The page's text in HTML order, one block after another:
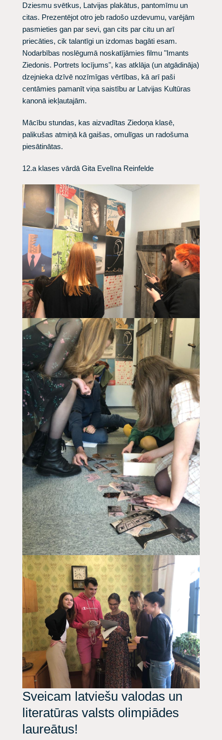
Dziesmu svētkus, Latvijas plakātus, pantomīmu un
citas. Prezentējot otro jeb radošo uzdevumu, varējām
pasmieties gan par sevi, gan cits par citu un arī
priecāties, cik talantīgi un izdomas bagāti esam.
Nodarbības noslēgumā noskatījāmies filmu "Imants
Ziedonis. Portrets locījums", kas atklāja (un atgādināja)
dzejnieka dzīvē nozīmīgas vērtības, kā arī paši
centāmies pamanīt viņa saistību ar Latvijas Kultūras
kanonā iekļautajām.
Mācību stundas, kas aizvadītas Ziedoņa klasē,
palikušas atmiņā kā gaišas, omulīgas un radošuma
piesātinātas.
12.a klases vārdā Gita Evelīna Reinfelde
Sveicam latviešu valodas un
literatūras valsts olimpiādes
laureātus!